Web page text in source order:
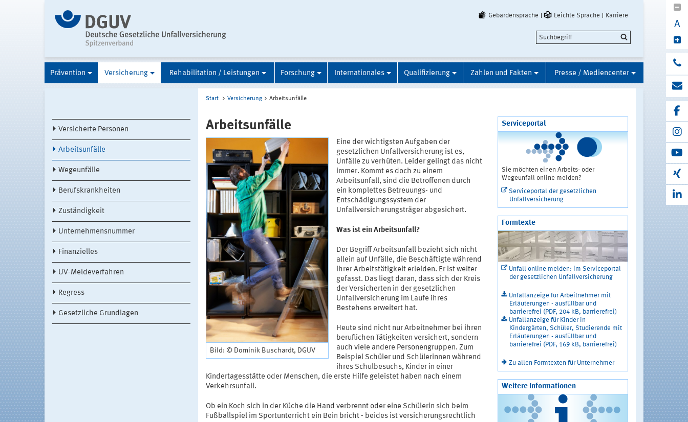
Gebärdensprache Leichte Sprache Karriere
A
Prävention Versicherung Rehabilitation / Leistungen Forschung Internationales Qualifizierung Zahlen und Fakten Presse / Mediencenter
Versicherte Personen
Arbeitsunfälle
Wegeunfälle
Berufskrankheiten
Zuständigkeit
Unternehmensnummer
Finanzielles
UV-Meldeverfahren
Regress
Gesetzliche Grundlagen
Start Versicherung Arbeitsunfälle
Arbeitsunfälle
Bild: © Dominik Buschardt, DGUV
Eine der wichtigsten Aufgaben der
gesetzlichen Unfallversicherung ist es,
Unfälle zu verhüten. Leider gelingt das nicht
immer. Kommt es doch zu einem
Arbeitsunfall, sind die Betroffenen durch
ein komplettes Betreuungs- und
Entschädigungssystem der
Unfallversicherungsträger abgesichert.
Was ist ein Arbeitsunfall?
Der Begriff Arbeitsunfall bezieht sich nicht
allein auf Unfälle, die Beschäftigte während
ihrer Arbeitstätigkeit erleiden. Er ist weiter
gefasst. Das liegt daran, dass sich der Kreis
der Versicherten in der gesetzlichen
Unfallversicherung im Laufe ihres
Bestehens erweitert hat.
Heute sind nicht nur Arbeitnehmer bei ihren
beruflichen Tätigkeiten versichert, sondern
auch viele andere Personengruppen. Zum
Beispiel Schüler und Schülerinnen während
ihres Schulbesuchs, Kinder in einer
Kindertagesstätte oder Menschen, die erste Hilfe geleistet haben nach einem
Verkehrsunfall.
Ob ein Koch sich in der Küche die Hand verbrennt oder eine Schülerin sich beim
Fußballspiel im Sportunterricht ein Bein bricht - beides ist versicherungsrechtlich
Serviceportal
Sie möchten einen Arbeits- oder
Wegeunfall online melden?
Serviceportal der gesetzlichen
Unfallversicherung
Formtexte
Unfall online melden: im Serviceportal
der gesetzlichen Unfallversicherung
Unfallanzeige für Arbeitnehmer mit
Erläuterungen - ausfüllbar und
barrierefrei (PDF, 204 kB, barrierefrei)
Unfallanzeige für Kinder in
Kindergärten, Schüler, Studierende mit
Erläuterungen - ausfüllbar und
barrierefrei (PDF, 169 kB, barrierefrei)
Zu allen Formtexten für Unternehmer
Weitere Informationen